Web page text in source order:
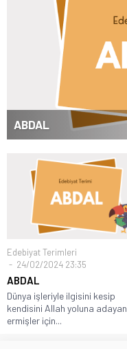
ABDAL
Edebiyat Terimleri
24/02/2024 23:35
ABDAL
Dünya işleriyle ilgisini kesip
kendisini Allah yoluna adayan
ermişler için...